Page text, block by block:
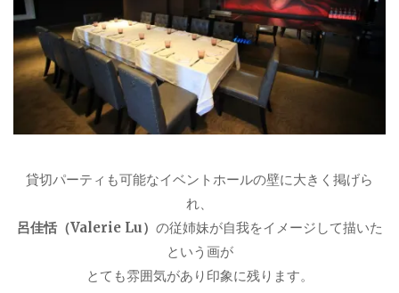
貸切パーティも可能なイベントホールの壁に大きく掲げら
れ、
呂佳恬（Valerie Lu） の従姉妹が自我をイメージして描いた
という画が
とても雰囲気があり印象に残ります。